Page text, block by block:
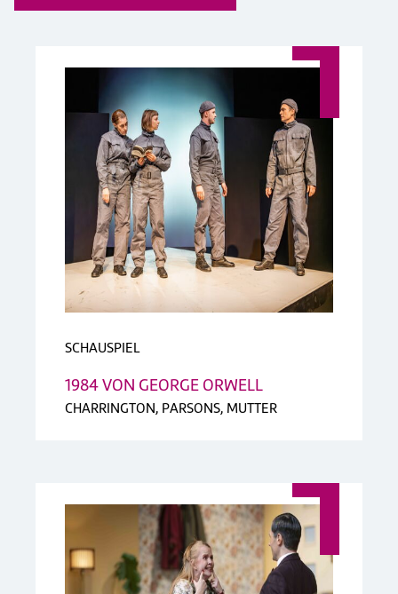
SCHAUSPIEL
1984 VON GEORGE ORWELL
CHARRINGTON, PARSONS, MUTTER